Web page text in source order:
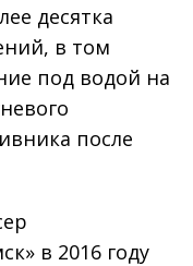
десятка
в том
под водой на
после
в 2016 году